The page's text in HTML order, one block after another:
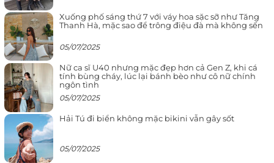
Xuống phố sáng thứ 7 với váy hoa sặc sỡ như Tăng
Thanh Hà, mặc sao để trông điệu đà mà không sến
05/07/2025
Nữ ca sĩ U40 nhưng mặc đẹp hơn cả Gen Z, khi cá
tính bùng cháy, lúc lại bánh bèo như cô nữ chính
ngôn tình
05/07/2025
Hải Tú đi biển không mặc bikini vẫn gây sốt
05/07/2025